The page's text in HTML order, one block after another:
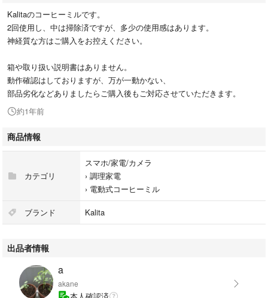
Kalitaのコーヒーミルです。
2回使用し、中は掃除済ですが、多少の使用感はあります。
神経質な方はご購入をお控えください。
箱や取り扱い説明書はありません。
動作確認はしておりますが、万が一動かない、
部品劣化などありましたらご購入後もご対応させていただきます。
約1年前
商品情報
カテゴリ
スマホ/家電/カメラ
› 調理家電
› 電動式コーヒーミル
ブランド Kalita
出品者情報
a
akane